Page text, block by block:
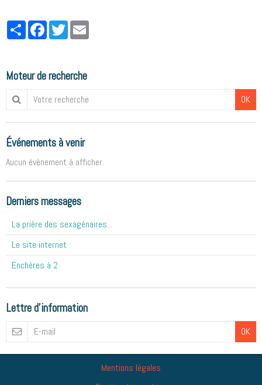
PartagerFacebookTwitter
Moteur de recherche
OK
Événements à venir
Aucun évènement à afficher.
Derniers messages
La prière des sexagénaires...
Le site internet
Enchères à 2
Lettre d'information
OK
Mentions légales